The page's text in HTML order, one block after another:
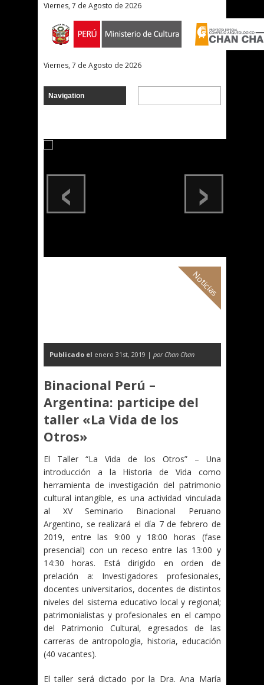
Viernes, 7 de Agosto de 2026
Viernes, 7 de Agosto de 2026
›
‹
Noticias
Publicado el enero 31st, 2019 | por Chan Chan
Binacional Perú –
Argentina: participe del
taller «La Vida de los
Otros»
El Taller “La Vida de los Otros” – Una
introducción a la Historia de Vida como
herramienta de investigación del patrimonio
cultural intangible, es una actividad vinculada
al XV Seminario Binacional Peruano
Argentino, se realizará el día 7 de febrero de
2019, entre las 9:00 y 18:00 horas (fase
presencial) con un receso entre las 13:00 y
14:30 horas. Está dirigido en orden de
prelación a: Investigadores profesionales,
docentes universitarios, docentes de distintos
niveles del sistema educativo local y regional;
patrimonialistas y profesionales en el campo
del Patrimonio Cultural, egresados de las
carreras de antropología, historia, educación
(40 vacantes).
El taller será dictado por la Dra. Ana María